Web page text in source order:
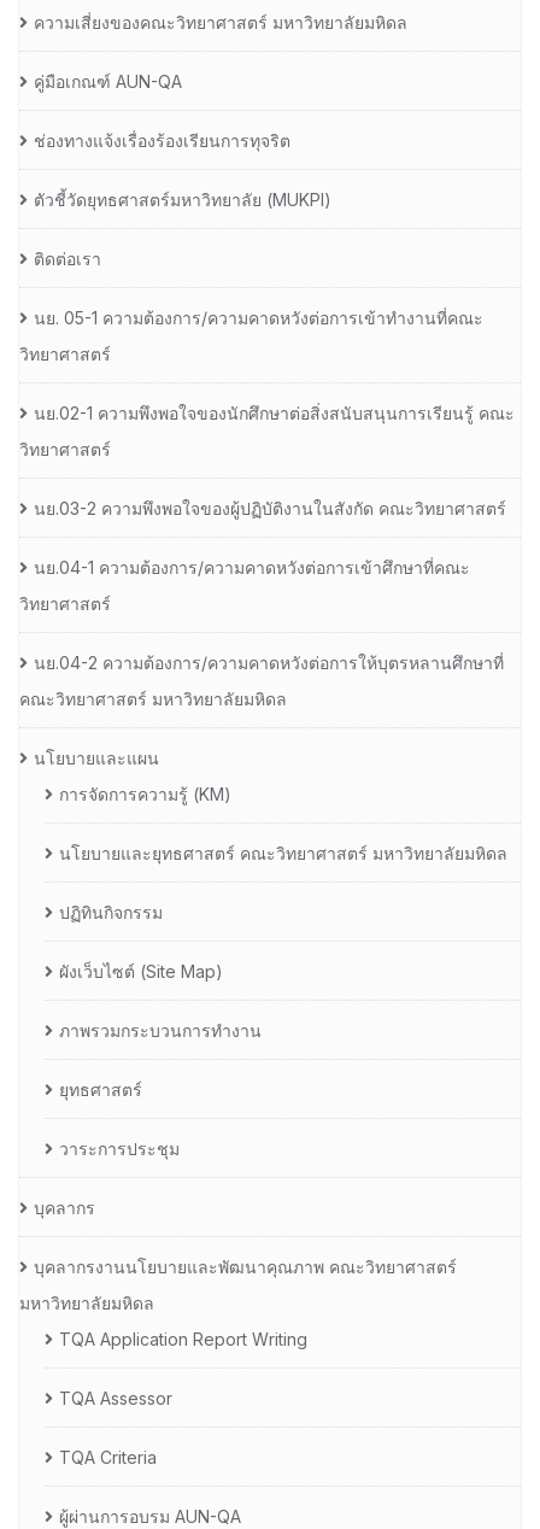
ความเสี่ยงของคณะวิทยาศาสตร์ มหาวิทยาลัยมหิดล
คู่มือเกณฑ์ AUN-QA
ช่องทางแจ้งเรื่องร้องเรียนการทุจริต
ตัวชี้วัดยุทธศาสตร์มหาวิทยาลัย (MUKPI)
ติดต่อเรา
นย. 05-1 ความต้องการ/ความคาดหวังต่อการเข้าทำงานที่คณะ
วิทยาศาสตร์
นย.02-1 ความพึงพอใจของนักศึกษาต่อสิ่งสนับสนุนการเรียนรู้ คณะ
วิทยาศาสตร์
นย.03-2 ความพึงพอใจของผู้ปฏิบัติงานในสังกัด คณะวิทยาศาสตร์
นย.04-1 ความต้องการ/ความคาดหวังต่อการเข้าศึกษาที่คณะ
วิทยาศาสตร์
นย.04-2 ความต้องการ/ความคาดหวังต่อการให้บุตรหลานศึกษาที่
คณะวิทยาศาสตร์ มหาวิทยาลัยมหิดล
นโยบายและแผน
การจัดการความรู้ (KM)
นโยบายและยุทธศาสตร์ คณะวิทยาศาสตร์ มหาวิทยาลัยมหิดล
ปฏิทินกิจกรรม
ผังเว็บไซต์ (Site Map)
ภาพรวมกระบวนการทำงาน
ยุทธศาสตร์
วาระการประชุม
บุคลากร
บุคลากรงานนโยบายและพัฒนาคุณภาพ คณะวิทยาศาสตร์
มหาวิทยาลัยมหิดล
TQA Application Report Writing
TQA Assessor
TQA Criteria
ผู้ผ่านการอบรม AUN-QA